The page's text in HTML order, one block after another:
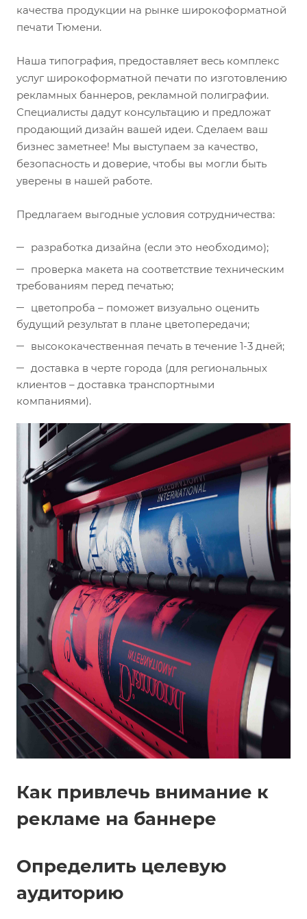
качества продукции на рынке широкоформатной
печати Тюмени.
Наша типография, предоставляет весь комплекс
услуг широкоформатной печати по изготовлению
рекламных баннеров, рекламной полиграфии.
Специалисты дадут консультацию и предложат
продающий дизайн вашей идеи. Сделаем ваш
бизнес заметнее! Мы выступаем за качество,
безопасность и доверие, чтобы вы могли быть
уверены в нашей работе.
Предлагаем выгодные условия сотрудничества:
разработка дизайна (если это необходимо);
проверка макета на соответствие техническим
требованиям перед печатью;
цветопроба – поможет визуально оценить
будущий результат в плане цветопередачи;
высококачественная печать в течение 1-3 дней;
доставка в черте города (для региональных
клиентов – доставка транспортными
компаниями).
Как привлечь внимание к
рекламе на баннере
Определить целевую
аудиторию